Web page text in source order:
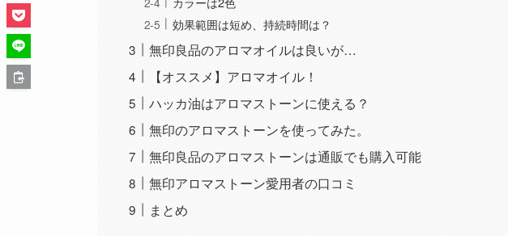
効果範囲は短め、持続時間は？
無印良品のアロマオイルは良いが…
【オススメ】アロマオイル！
ハッカ油はアロマストーンに使える？
無印のアロマストーンを使ってみた。
無印良品のアロマストーンは通販でも購入可能
無印アロマストーン愛用者の口コミ
まとめ